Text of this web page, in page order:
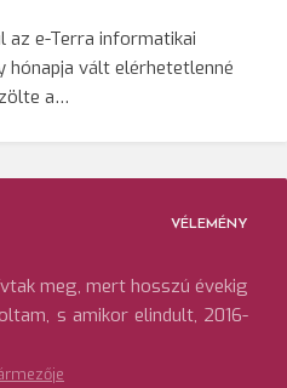
az e-Terra informatikai
hónapja vált elérhetetlenné
a…
VÉLEMÉNY
meg, mert hosszú évekig
s amikor elindult, 2016-